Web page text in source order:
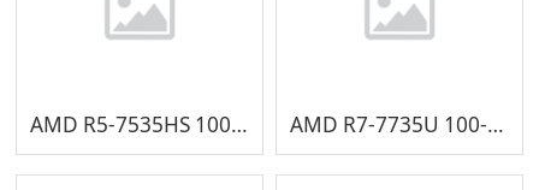
AMD R5-7535HS 100-000000990 AMD R7-7735U 100-000000991